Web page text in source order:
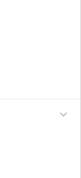
expand_more